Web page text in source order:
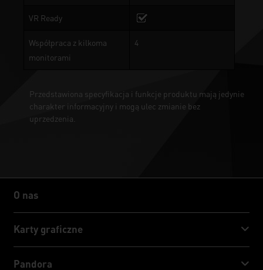
VR Ready
Współpraca z kilkoma
monitorami
4
Przedstawiona specyfikacja i funkcje produktu mają jedynie
charakter informacyjny i mogą ulec zmianie bez
uprzedzenia.
O nas
O nas
Karty graficzne
Pandora